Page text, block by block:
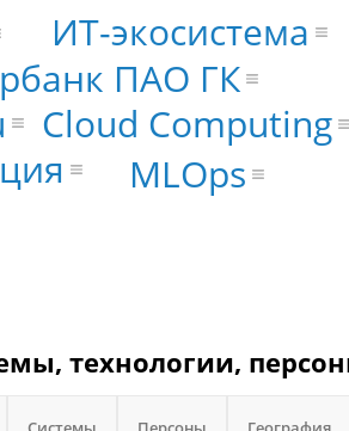
ПАО ГК
Cloud Computing
MLOps
ИТ-экосистема
технологии,